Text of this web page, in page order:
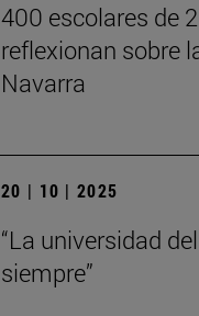
400 escolares de
reflexionan sobre
Navarra
20 | 10 | 2025
“La universidad
siempre”